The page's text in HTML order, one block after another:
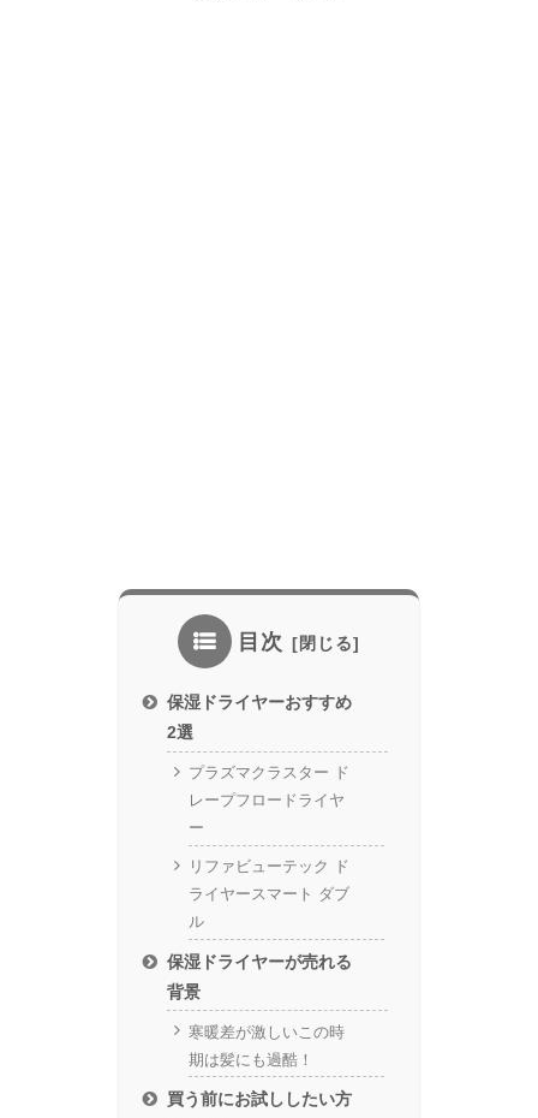
目次
保湿ドライヤーおすすめ
2選
プラズマクラスター ド
レープフロードライヤ
ー
リファビューテック ド
ライヤースマート ダブ
ル
保湿ドライヤーが売れる
背景
寒暖差が激しいこの時
期は髪にも過酷！
買う前にお試ししたい方